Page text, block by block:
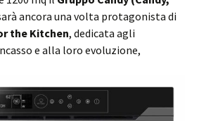
ancora una volta protagonista di
the Kitchen, dedicata agli
e alla loro evoluzione,